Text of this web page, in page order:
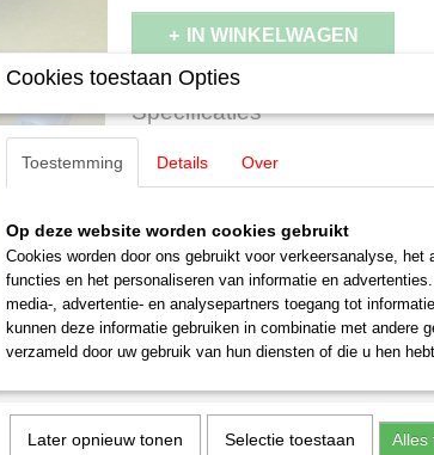
IN WINKELWAGEN
Specificaties
EAN code
Staat
Omschrijving
Märklin 46416
speciale oplage MHI regiodag 2023
Nieuwstaat!
Cookies toestaan Opties
Toestemming Details Over
Op deze website worden cookies gebruikt
Cookies worden door ons gebruikt voor verkeersanalyse, het
functies en het personaliseren van informatie en
media-, advertentie- en analysepartners toegang tot
kunnen deze informatie gebruiken in combinatie met andere
verzameld door uw gebruik van hun diensten of die u hen
Later opnieuw tonen Selectie toestaan Alles